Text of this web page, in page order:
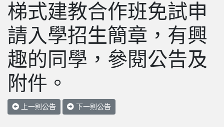
梯式建教合作班免試申
請入學招生簡章，有興
趣的同學，參閱公告及
附件。
上一則公告 下一則公告